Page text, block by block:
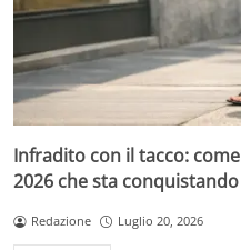
Infradito con il tacco:
2026 che sta
Redazione Luglio 20, 2026